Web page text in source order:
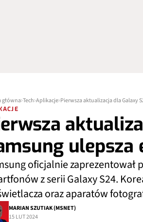
główna Tech Aplikacje Pierwsza aktualizacja dla Galaxy
ulepsza
oficjalnie
z serii Galaxy S24.
oraz aparatów
MARIAN SZUTIAK (MSNET)
15 LUT 2024